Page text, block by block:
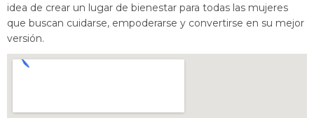
idea de crear un lugar de bienestar para todas las mujeres
que buscan cuidarse, empoderarse y convertirse en su mejor
versión.